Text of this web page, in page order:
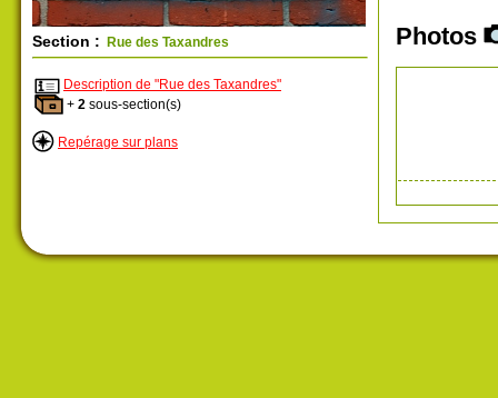
Section : Rue des Taxandres
Description de "Rue des Taxandres"
+ 2 sous-section(s)
Repérage sur plans
Photos